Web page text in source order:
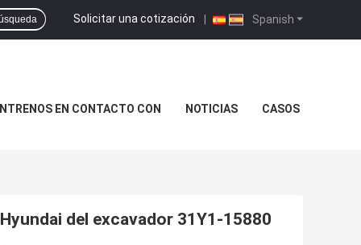
Spanish
Solicitar una cotización |
EN CONTACTO CON NOTICIAS CASOS
del excavador 31Y1-15880